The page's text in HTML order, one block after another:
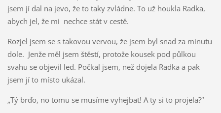
jsem jí dal na jevo, že to taky zvládne. To už houkla Radka,
abych jel, že mi nechce stát v cestě.
Rozjel jsem se s takovou vervou, že jsem byl snad za minutu
dole. Jenže měl jsem štěstí, protože kousek pod půlkou
svahu se objevil led. Počkal jsem, než dojela Radka a pak
jsem jí to místo ukázal.
„Tý brďo, no tomu se musíme vyhejbat! A ty si to projela?“